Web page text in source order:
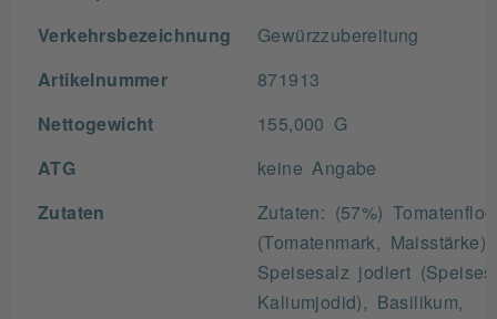
Verkehrsbezeichnung Gewürzzubereitung
Artikelnummer 871913
Nettogewicht 155,000 G
ATG keine Angabe
Zutaten
Zutaten: (57%)
(Tomatenmark, Maisstärke),
Speisesalz jodiert
Kaliumjodid), Basilikum,